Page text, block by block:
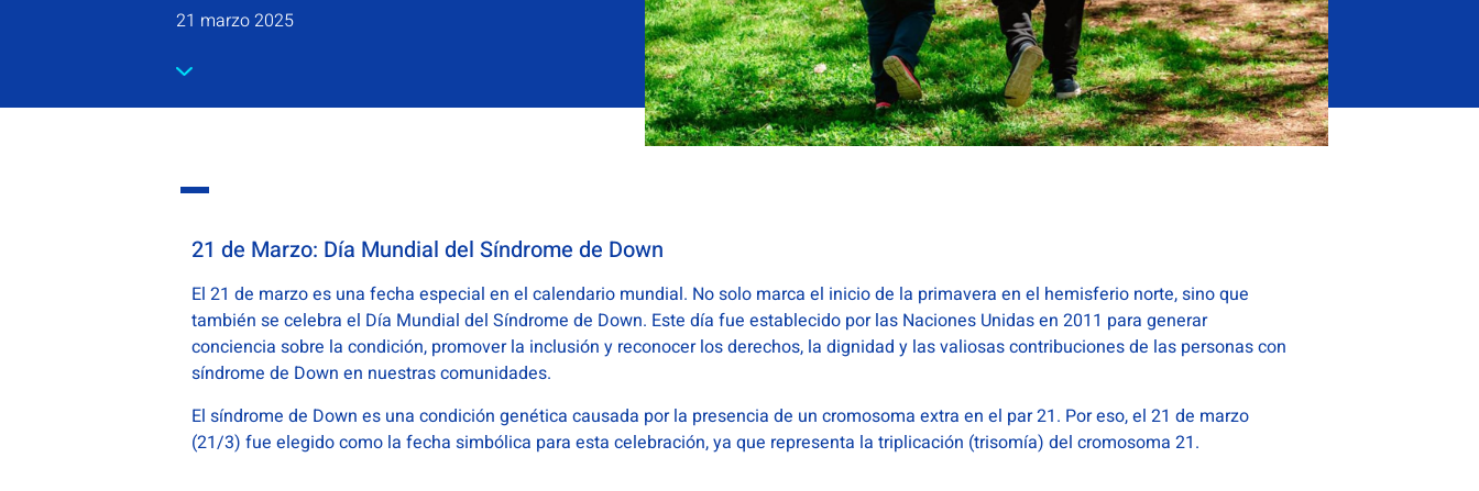
21 marzo 2025
21 de Marzo: Día Mundial del Síndrome de Down
El 21 de marzo es una fecha especial en el calendario mundial. No solo marca el inicio de la primavera en el hemisferio norte, sino que
también se celebra el Día Mundial del Síndrome de Down. Este día fue establecido por las Naciones Unidas en 2011 para generar
conciencia sobre la condición, promover la inclusión y reconocer los derechos, la dignidad y las valiosas contribuciones de las personas con
síndrome de Down en nuestras comunidades.
El síndrome de Down es una condición genética causada por la presencia de un cromosoma extra en el par 21. Por eso, el 21 de marzo
(21/3) fue elegido como la fecha simbólica para esta celebración, ya que representa la triplicación (trisomía) del cromosoma 21.